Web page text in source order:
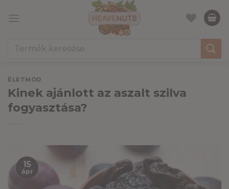
Keresés
ÉLETMÓD
Kinek ajánlott az aszalt szilva
fogyasztása?
15
ápr